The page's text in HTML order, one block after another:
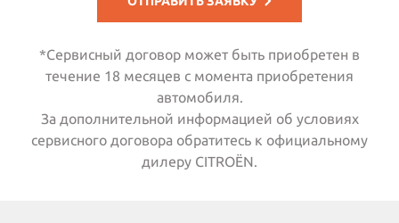
*Сервисный договор может быть приобретен в
течение 18 месяцев с момента приобретения
автомобиля.
За дополнительной информацией об условиях
сервисного договора обратитесь к официальному
дилеру CITROËN.